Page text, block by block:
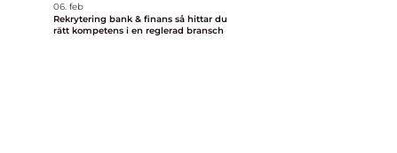
06. feb
Rekrytering bank & finans så hittar du
rätt kompetens i en reglerad bransch